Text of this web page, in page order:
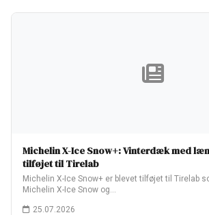
Michelin X-Ice Snow+: Vinterdæk med
tilføjet til Tirelab
Michelin X-Ice Snow+ er blevet tilføjet til Tirelab
Michelin X-Ice Snow og…
25.07.2026